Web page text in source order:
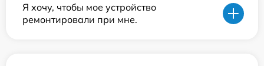
Я хочу, чтобы мое устройство
ремонтировали при мне.